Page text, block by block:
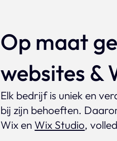
Op maat
websites &
Elk bedrijf is uniek en
bij zijn behoeften.
Wix en Wix Studio,